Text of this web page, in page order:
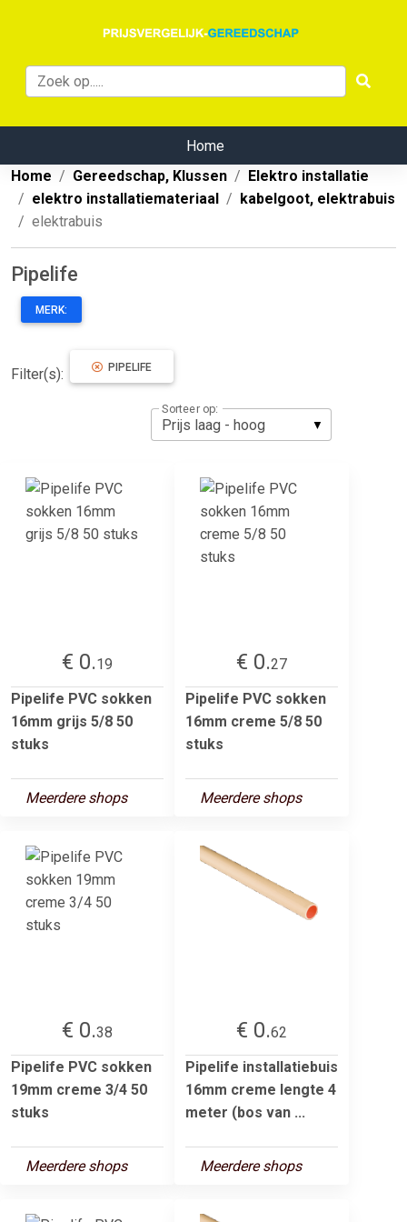
Home
Home
Gereedschap, Klussen
Elektro installatie
elektro installatiemateriaal
kabelgoot, elektrabuis
elektrabuis
Pipelife
MERK:
Filter(s): PIPELIFE
Sorteer op:
€ 0.19
Pipelife PVC sokken
16mm grijs 5/8 50
stuks
Meerdere shops
€ 0.27
Pipelife PVC sokken
16mm creme 5/8 50
stuks
Meerdere shops
€ 0.38
Pipelife PVC sokken
19mm creme 3/4 50
stuks
Meerdere shops
€ 0.62
Pipelife installatiebuis
16mm creme lengte 4
meter (bos van ...
Meerdere shops